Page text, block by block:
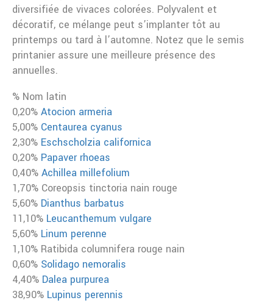
diversifiée de vivaces colorées. Polyvalent et
décoratif, ce mélange peut s’implanter tôt au
printemps ou tard à l’automne. Notez que le semis
printanier assure une meilleure présence des
annuelles.
% Nom latin
0,20% Atocion armeria
5,00% Centaurea cyanus
2,30% Eschscholzia californica
0,20% Papaver rhoeas
0,40% Achillea millefolium
1,70% Coreopsis tinctoria nain rouge
5,60% Dianthus barbatus
11,10% Leucanthemum vulgare
5,60% Linum perenne
1,10% Ratibida columnifera rouge nain
0,60% Solidago nemoralis
4,40% Dalea purpurea
38,90% Lupinus perennis